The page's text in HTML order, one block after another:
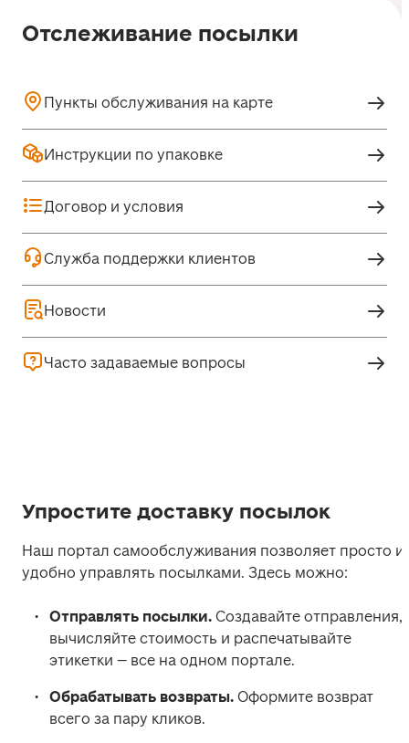
Отслеживание посылки
Пункты обслуживания на карте
Инструкции по упаковке
Договор и условия
Служба поддержки клиентов
Новости
Часто задаваемые вопросы
Упростите доставку посылок
Наш портал самообслуживания позволяет просто и
удобно управлять посылками. Здесь можно:
Отправлять посылки. Создавайте отправления,
вычисляйте стоимость и распечатывайте
этикетки – все на одном портале.
Обрабатывать возвраты. Оформите возврат
всего за пару кликов.